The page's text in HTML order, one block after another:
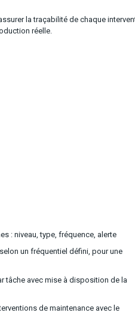
la traçabilité de chaque
réelle.
: niveau, type, fréquence, alerte
un fréquentiel défini, pour une
tâche avec mise à disposition de la
de maintenance avec le